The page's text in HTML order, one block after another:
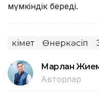
мүмкіндік береді.
Үкімет Өнеркәсіп
Марлан
Авторлар